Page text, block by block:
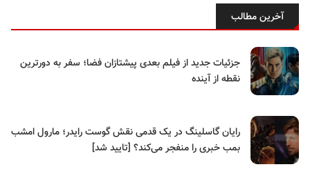
آخرین مطالب
جزئیات جدید از فیلم بعدی پیشتازان فضا؛ سفر به دورترین
نقطه از آینده
رایان گاسلینگ در یک قدمی نقش گوست رایدر؛ مارول امشب
بمب خبری را منفجر می‌کند؟ [تایید شد]